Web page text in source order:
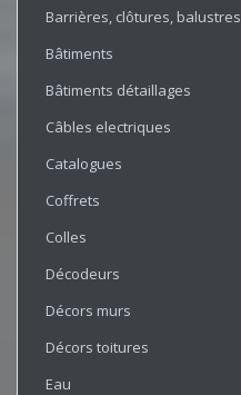
Barrières, clôtures, balustres
Bâtiments
Bâtiments détaillages
Câbles electriques
Catalogues
Coffrets
Colles
Décodeurs
Décors murs
Décors toitures
Eau